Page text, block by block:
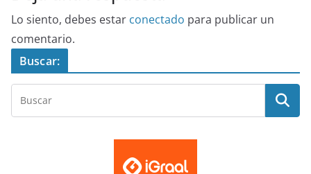
Lo siento, debes estar conectado para publicar un
comentario.
Buscar: